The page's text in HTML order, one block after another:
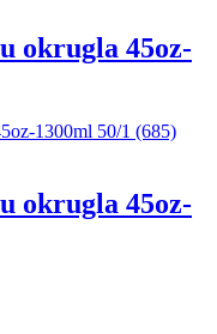
okrugla 45oz-
okrugla 45oz-